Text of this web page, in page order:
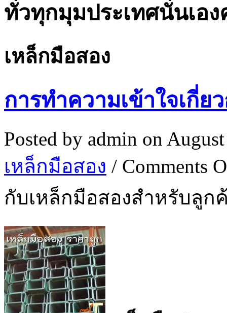
ทั่วทุกมุมประเทศนั่นเอง
เหล็กมือสอง
การทำความเข้าใจเกี่
Posted by admin on
เหล็กมือสอง / Comments
กับเหล็กมือสองสำหรับลูก